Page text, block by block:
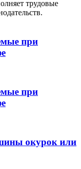
трудовые
при
при
окурок или